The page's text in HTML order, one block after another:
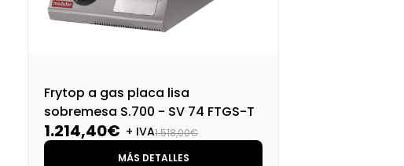
Frytop a gas placa lisa
sobremesa S.700 - SV 74 FTGS-T
1.214,40€ + IVA1.518,00€
MÁS DETALLES